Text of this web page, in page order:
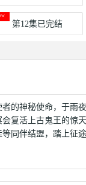
第12集已完结
的神秘使命，于雨
复活上古鬼王的惊
同伴结盟，踏上征途